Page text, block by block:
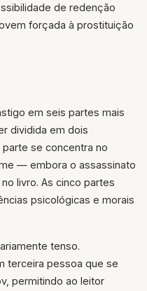
de redenção
forçada à prostituição
em seis partes mais
dividida em dois
se concentra no
— embora o assassinato
livro. As cinco partes
psicológicas e morais
tenso.
terceira pessoa que se
permitindo ao leitor